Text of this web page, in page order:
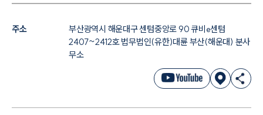
주소
부산광역시 해운대구 센텀중앙로 90 큐비e센텀
2407~2412호 법무법인(유한)대륜 부산(해운대) 분사
무소